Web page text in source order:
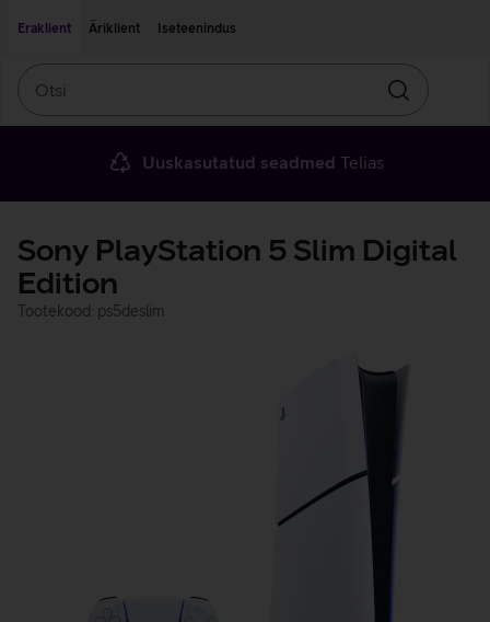
Eraklient
Äriklient Iseteenindus
Otsin
Uuskasutatud seadmed Telias
Sony PlayStation 5 Slim Digital
Edition
Tootekood: ps5deslim